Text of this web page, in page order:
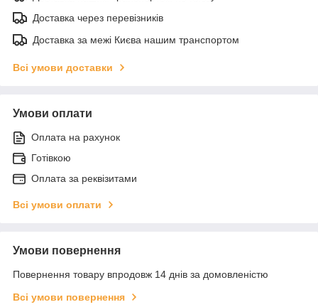
Доставка через перевізників
Доставка за межі Києва нашим транспортом
Всі умови доставки
Умови оплати
Оплата на рахунок
Готівкою
Оплата за реквізитами
Всі умови оплати
Умови повернення
Повернення товару впродовж 14 днів за домовленістю
Всі умови повернення